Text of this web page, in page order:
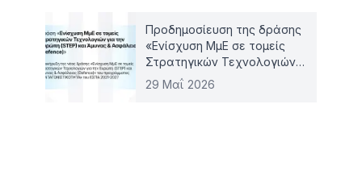
Προδημοσίευση της δράσης
«Ενίσχυση ΜμΕ σε τομείς
Στρατηγικών Τεχνολογιών
για την Ευρώπη (STEP) και
29 Μαΐ 2026